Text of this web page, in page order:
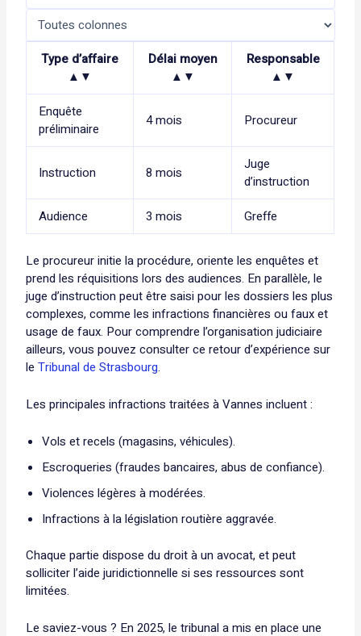
Type d’affaire
▲▼
Délai moyen
▲▼
Responsable
▲▼
Enquête
préliminaire
4 mois Procureur
Instruction 8 mois
Juge
d’instruction
Audience
3 mois Greffe
Le procureur initie la procédure, oriente les enquêtes et
prend les réquisitions lors des audiences. En parallèle, le
juge d’instruction peut être saisi pour les dossiers les plus
complexes, comme les infractions financières ou faux et
usage de faux. Pour comprendre l’organisation judiciaire
ailleurs, vous pouvez consulter ce retour d’expérience sur
leTribunal de Strasbourg.
Les principales infractions traitées à Vannes incluent :
Vols et recels (magasins, véhicules).
Escroqueries (fraudes bancaires, abus de confiance).
Violences légères à modérées.
Infractions à la législation routière aggravée.
Chaque partie dispose du droit à un avocat, et peut
solliciter l’aide juridictionnelle si ses ressources sont
limitées.
Le saviez-vous ? En 2025, le tribunal a mis en place une